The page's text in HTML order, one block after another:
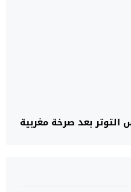
بعد صرخة مغربية